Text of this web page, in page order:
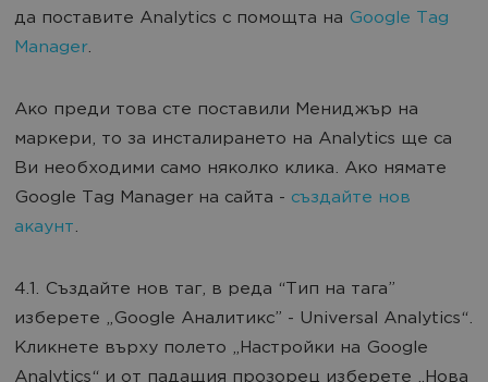
да поставите Analytics с помощта на Google Tag
Manager.
Ако преди това сте поставили Мениджър на
маркери, то за инсталирането на Analytics ще са
Ви необходими само няколко клика. Ако нямате
Google Tag Manager на сайта - създайте нов
акаунт.
4.1. Създайте нов таг, в реда “Тип на тага”
изберете „Google Аналитикс” - Universal Analytics“.
Кликнете върху полето „Настройки на Google
Analytics“ и от падащия прозорец изберете „Нова